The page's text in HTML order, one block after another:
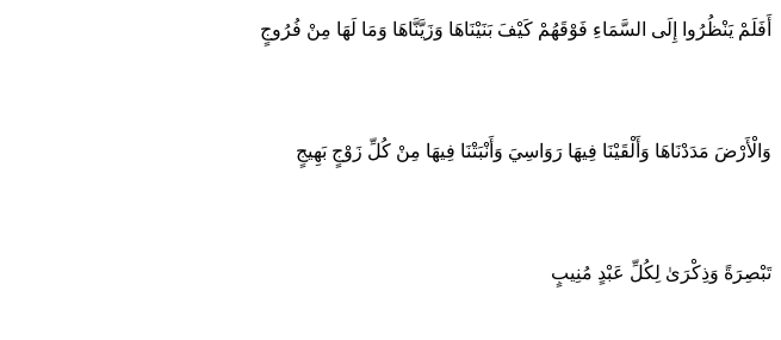
أَفَلَمْ يَنْظُرُوا إِلَى السَّمَاءِ فَوْقَهُمْ كَيْفَ بَنَيْنَاهَا وَزَيَّنَّاهَا وَمَا لَهَا مِنْ فُرُوجٍ
وَالْأَرْضَ مَدَدْنَاهَا وَأَلْقَيْنَا فِيهَا رَوَاسِيَ وَأَنْبَتْنَا فِيهَا مِنْ كُلِّ زَوْجٍ بَهِيجٍ
تَبْصِرَةً وَذِكْرَىٰ لِكُلِّ عَبْدٍ مُنِيبٍ